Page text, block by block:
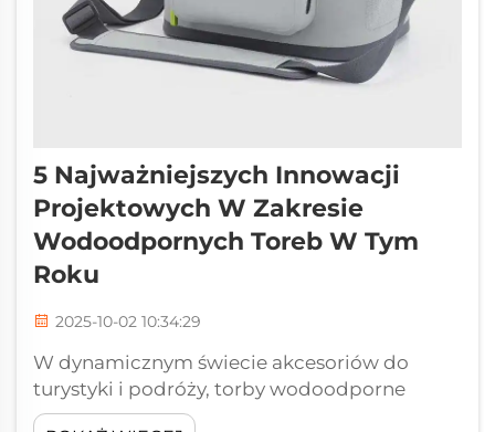
5 Najważniejszych Innowacji
Projektowych W Zakresie
Wodoodpornych Toreb W Tym
Roku
2025-10-02 10:34:29
W dynamicznym świecie akcesoriów do
turystyki i podróży, torby wodoodporne
przekształciły się z prostych ochron przed